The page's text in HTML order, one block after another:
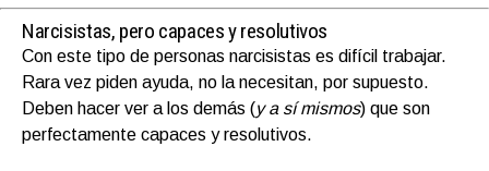
Narcisistas, pero capaces y resolutivos
Con este tipo de personas narcisistas es difícil trabajar.
Rara vez piden ayuda, no la necesitan, por supuesto.
Deben hacer ver a los demás (y a sí mismos) que son
perfectamente capaces y resolutivos.